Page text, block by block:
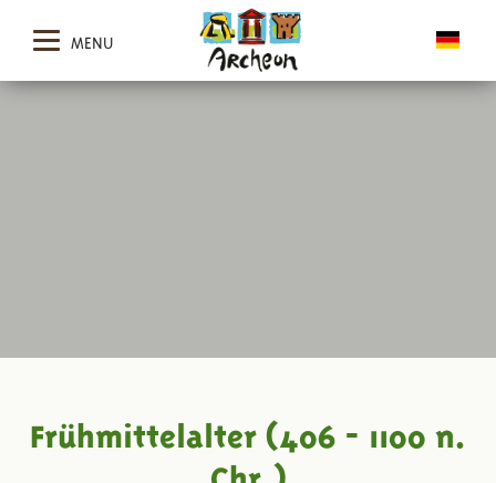
MENU
Frühmittelalter (406 - 1100 n.
Chr.)